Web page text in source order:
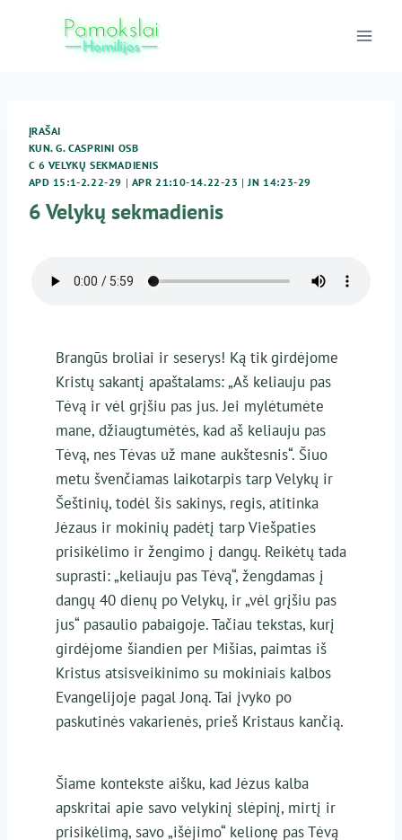
ĮRAŠAI
KUN. G. CASPRINI OSB
C 6 VELYKŲ SEKMADIENIS
APD 15:1-2.22-29 | APR 21:10-14.22-23 |JN 14:23-29
6 Velykų sekmadienis
Brangūs broliai ir seserys! Ką tik girdėjome
Kristų sakantį apaštalams: „Aš keliauju pas
Tėvą ir vėl grįšiu pas jus. Jei mylėtumėte
mane, džiaugtumėtės, kad aš keliauju pas
Tėvą, nes Tėvas už mane aukštesnis“. Šiuo
metu švenčiamas laikotarpis tarp Velykų ir
Šeštinių, todėl šis sakinys, regis, atitinka
Jėzaus ir mokinių padėtį tarp Viešpaties
prisikėlimo ir žengimo į dangų. Reikėtų tada
suprasti: „keliauju pas Tėvą“, žengdamas į
dangų 40 dienų po Velykų, ir „vėl grįšiu pas
jus“ pasaulio pabaigoje. Tačiau tekstas, kurį
girdėjome šiandien per Mišias, paimtas iš
Kristus atsisveikinimo su mokiniais kalbos
Evangelijoje pagal Joną. Tai įvyko po
paskutinės vakarienės, prieš Kristaus kančią.
Šiame kontekste aišku, kad Jėzus kalba
apskritai apie savo velykinį slėpinį, mirtį ir
prisikėlimą, savo „išėjimo“ kelionę pas Tėvą